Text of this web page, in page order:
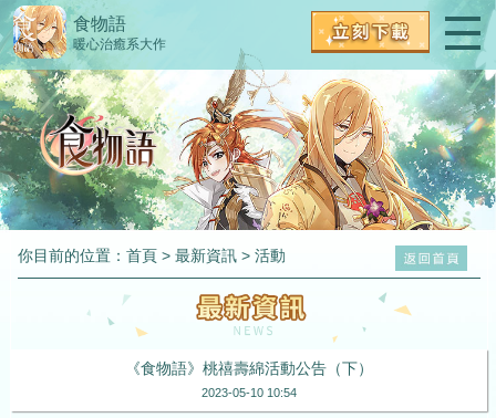
食物語
暖心治癒系大作
你目前的位置：首頁 >最新資訊 >活動
《食物語》桃禧壽綿活動公告（下）
2023-05-10 10:54